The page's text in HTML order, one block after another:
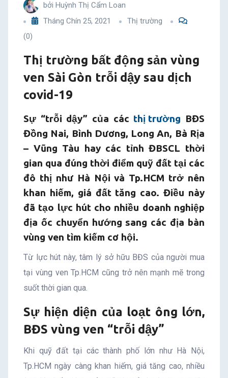
trỗi
dậy
sau
dịch
covid-
19
bởi Huỳnh Thị Cẩm Loan
Tháng Chín 25, 2021
Thị trường
(0)
Thị trường bất động sản vùng
ven Sài Gòn trỗi dậy sau dịch
covid-19
Sự “trỗi dậy” của các thị trường BĐS
Đồng Nai, Bình Dương, Long An, Bà Rịa
– Vũng Tàu hay các tỉnh ĐBSCL thời
gian qua đúng thời điểm quỹ đất tại các
đô thị như Hà Nội và Tp.HCM trở nên
khan hiếm, giá đất tăng cao. Điều này
đã tạo lực hút cho nhiều doanh nghiệp
địa ốc chuyển hướng sang các địa bàn
vùng ven tìm kiếm cơ hội.
Từ lực hút này, tâm lý sở hữu BĐS của người mua
tại vùng ven Tp.HCM cũng trở nên mạnh mẽ trong
suốt thời gian qua.
Sự hiện diện của loạt ông lớn,
BĐS vùng ven “trỗi dậy”
Khi quỹ đất tại các thành phố lớn như Hà Nội,
Tp.HCM ngày càng khan hiếm, giá tăng cao, nhiều